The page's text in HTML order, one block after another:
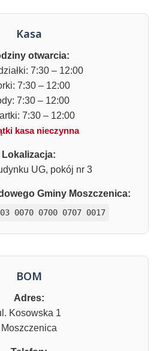
Kasa
otwarcia:
7:30 – 12:00
7:30 – 12:00
7:30 – 12:00
7:30 – 12:00
kasa nieczynna
Lokalizacja:
UG, pokój nr 3
Gminy Moszczenica:
0070 0700 0707 0017
BOM
Adres:
Kosowska 1
Moszczenica